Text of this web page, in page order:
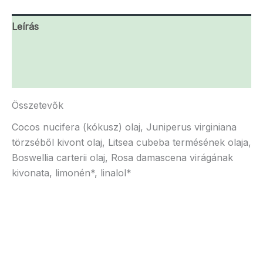
Leírás
Összetevők
Cocos nucifera (kókusz) olaj, Juniperus virginiana
törzséből kivont olaj, Litsea cubeba termésének olaja,
Boswellia carterii olaj, Rosa damascena virágának
kivonata, limonén*, linalol*